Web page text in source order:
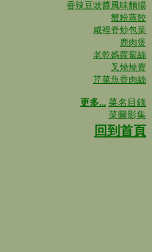
香辣豆豉醬風味麵腸
蟹粉蒸餃
咸裡脊炒包菜
鹿肉煲
老乾媽蘿蔔絲
叉燒燒賣
芹菜魚香肉絲
更多... 菜名目錄
菜圖影集
回到首頁